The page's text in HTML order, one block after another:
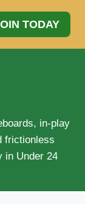
TODAY
in-play
frictionless
in Under 24